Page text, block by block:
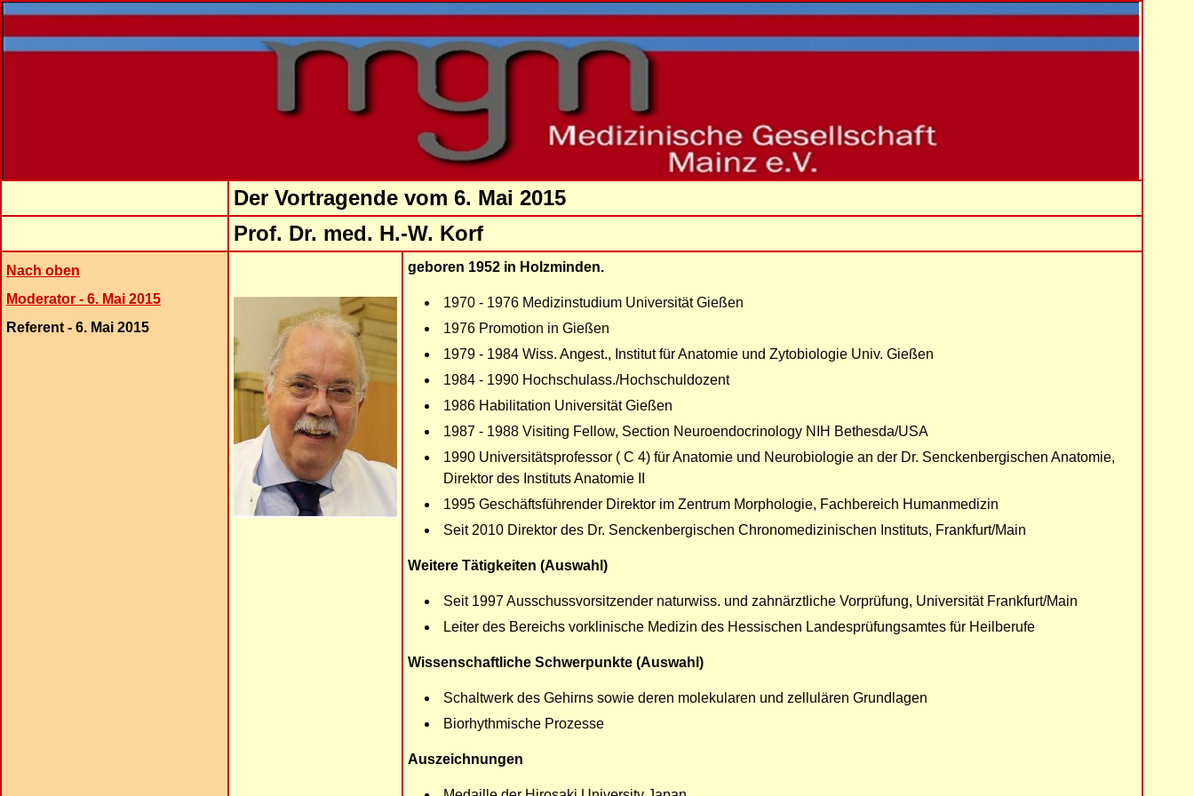
Der Vortragende vom 6. Mai 2015
Prof. Dr. med. H.-W. Korf
Nach oben
Moderator - 6. Mai 2015
Referent - 6. Mai 2015
geboren 1952 in Holzminden.
1970 - 1976 Medizinstudium Universität Gießen
1976 Promotion in Gießen
1979 - 1984 Wiss. Angest., Institut für Anatomie und Zytobiologie Univ. Gießen
1984 - 1990 Hochschulass./Hochschuldozent
1986 Habilitation Universität Gießen
1987 - 1988 Visiting Fellow, Section Neuroendocrinology NIH Bethesda/USA
1990 Universitätsprofessor ( C 4) für Anatomie und Neurobiologie an der Dr. Senckenbergischen Anatomie,
Direktor des Instituts Anatomie II
1995 Geschäftsführender Direktor im Zentrum Morphologie, Fachbereich Humanmedizin
Seit 2010 Direktor des Dr. Senckenbergischen Chronomedizinischen Instituts, Frankfurt/Main
Weitere Tätigkeiten (Auswahl)
Seit 1997 Ausschussvorsitzender naturwiss. und zahnärztliche Vorprüfung, Universität Frankfurt/Main
Leiter des Bereichs vorklinische Medizin des Hessischen Landesprüfungsamtes für Heilberufe
Wissenschaftliche Schwerpunkte (Auswahl)
Schaltwerk des Gehirns sowie deren molekularen und zellulären Grundlagen
Biorhythmische Prozesse
Auszeichnungen